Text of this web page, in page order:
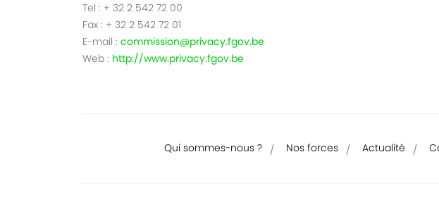
Tel : + 32 2 542 72 00
Fax : + 32 2 542 72 01
E-mail : commission@privacy.fgov.be
Web : http://www.privacy.fgov.be
Qui sommes-nous ? Nos forces Actualité